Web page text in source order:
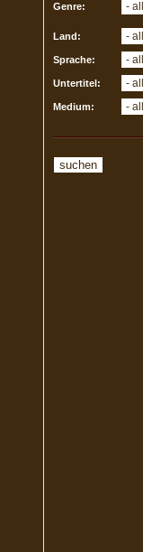
Genre:
Land:
Sprache:
Untertitel:
Medium: